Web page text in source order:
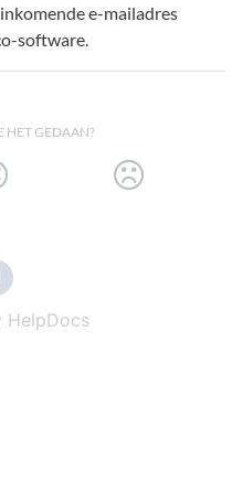
e-mailadres
software.
HET GEDAAN?
HelpDocs